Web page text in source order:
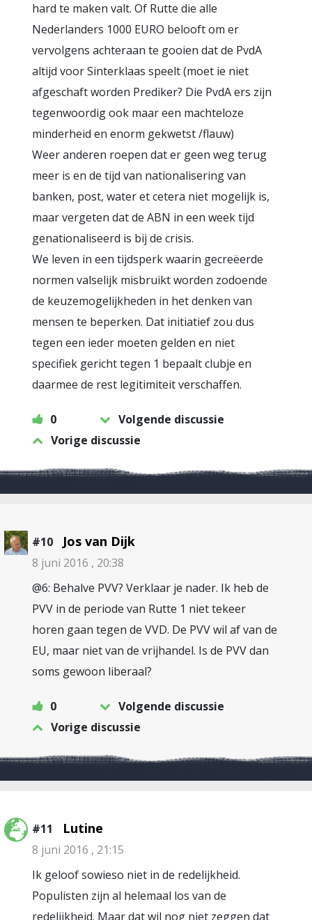
hard te maken valt. Of Rutte die alle
Nederlanders 1000 EURO belooft om er
vervolgens achteraan te gooien dat de PvdA
altijd voor Sinterklaas speelt (moet ie niet
afgeschaft worden Prediker? Die PvdA ers zijn
tegenwoordig ook maar een machteloze
minderheid en enorm gekwetst /flauw)
Weer anderen roepen dat er geen weg terug
meer is en de tijd van nationalisering van
banken, post, water et cetera niet mogelijk is,
maar vergeten dat de ABN in een week tijd
genationaliseerd is bij de crisis.
We leven in een tijdsperk waarin gecreëerde
normen valselijk misbruikt worden zodoende
de keuzemogelijkheden in het denken van
mensen te beperken. Dat initiatief zou dus
tegen een ieder moeten gelden en niet
specifiek gericht tegen 1 bepaalt clubje en
daarmee de rest legitimiteit verschaffen.
0
Volgende discussie
Vorige discussie
#10 Jos van Dijk
8 juni 2016 , 20:38
@6: Behalve PVV? Verklaar je nader. Ik heb de
PVV in de periode van Rutte 1 niet tekeer
horen gaan tegen de VVD. De PVV wil af van de
EU, maar niet van de vrijhandel. Is de PVV dan
soms gewoon liberaal?
0
Volgende discussie
Vorige discussie
#11 Lutine
8 juni 2016 , 21:15
Ik geloof sowieso niet in de redelijkheid.
Populisten zijn al helemaal los van de
redelijkheid. Maar dat wil nog niet zeggen dat